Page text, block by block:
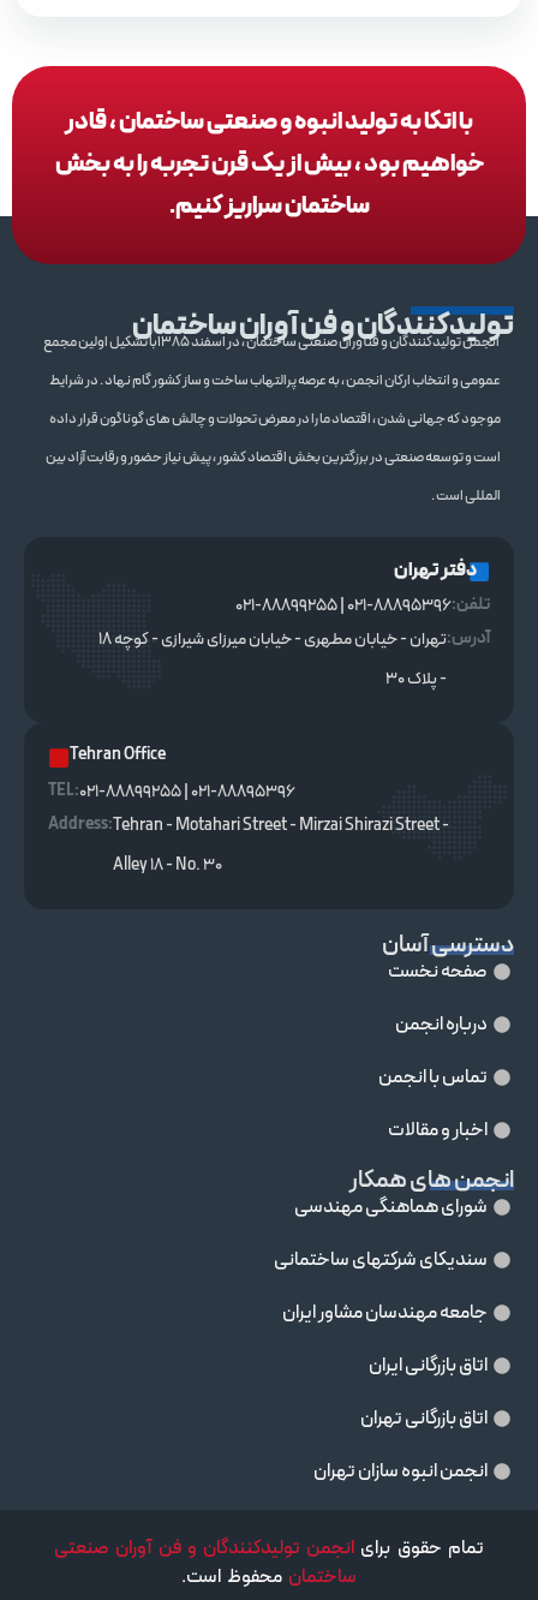
با اتکا به تولید انبوه و صنعتی ساختمان ، قادر
خواهیم بود ، بیش از یک قرن تجربه را به بخش
ساختمان سراریز کنیم.
تولیدکنندگان و فن آوران ساختمانانجمن تولیدکنندگان و فنآوران صنعتی ساختمان ، در اسفند 1385با تشکیل اولین مجمع
عمومی و انتخاب ارکان انجمن ، به عرصه پرالتهاب ساخت و ساز کشور گام نهاد . در شرایط
موجود که جهانی شدن ، اقتصاد ما را در معرض تحولات و چالش های گوناگون قرار داده
است و توسعه صنعتی در برزگترین بخش اقتصاد کشور ، پیش نیاز حضور و رقابت آزاد بین
المللی است .
دفتر تهران
تلفن:021-88895396 | 021-88899255
آدرس:
تهران - خیابان مطهری - خیابان میرزای شیرازی - کوچه ۱۸
- پلاک ۳۰
Tehran Office
TEL :
021-88895396 | 021-88899255
Address:Tehran - Motahari Street - Mirzai Shirazi Street -
Alley 18 - No. 30
دسترسی آسان
صفحه نخست
درباره انجمن
تماس با انجمن
اخبار و مقالات
انجمن های همکار
شورای هماهنگی مهندسی
سندیکای شرکتهای ساختمانی
جامعه مهندسان مشاور ايران
اتاق بازرگانی ایران
اتاق بازرگانی تهران
انجمن انبوه سازان تهران
تمام حقوق برای انجمن تولیدکنندگان و فن آوران صنعتی
ساختمان محفوظ است.